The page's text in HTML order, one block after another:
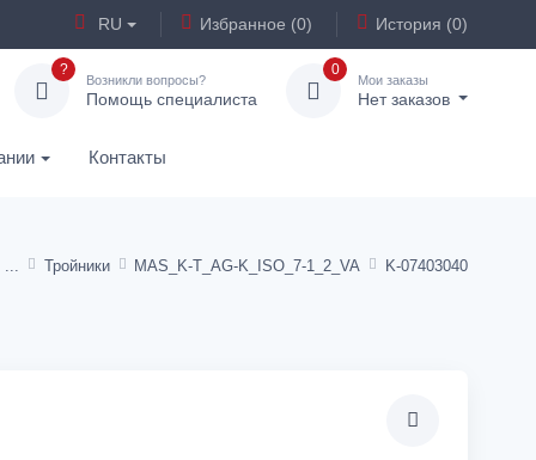
RU Избранное (0) История (0)
?
Возникли вопросы?
Помощь специалиста
0
Мои заказы
Нет заказов
Контакты
Тройники MAS_K-T_AG-K_ISO_7-1_2_VA K-07403040